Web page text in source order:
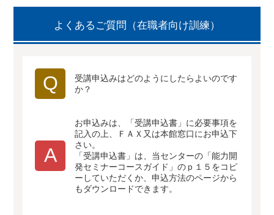
よくあるご質問（在職者向け訓練）
Q
受講申込みはどのようにしたらよいのです
か？
A
お申込みは、「受講申込書」に必要事項を
記入の上、ＦＡＸ又は本館窓口にお申込下
さい。
「受講申込書」は、当センターの「能力開
発セミナーコースガイド」のｐ１５をコピ
ーしていただくか、申込方法のページから
もダウンロードできます。